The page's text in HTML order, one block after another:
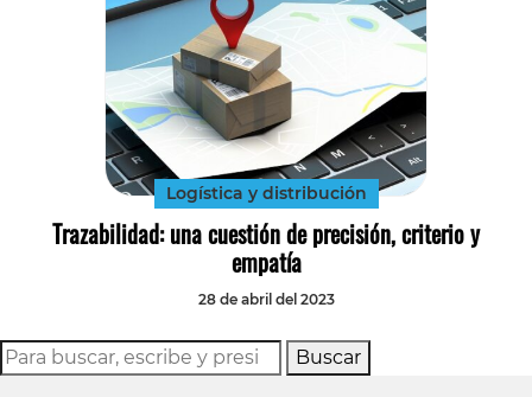
Logística y distribución
Trazabilidad: una cuestión de precisión, criterio y
empatía
28 de abril del 2023
Buscar